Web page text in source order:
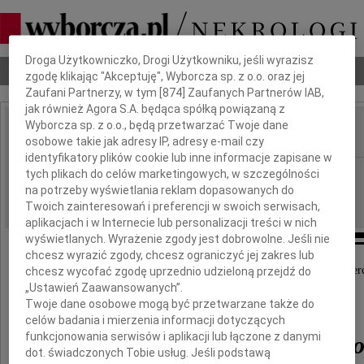
Nekrologi Odeszli Poradnik pogrzebowy
IMIĘ I NAZWISKO:
REGION: Warszawa
DATA EMISJI: 08.10.2009
Z wielkim żalem przyjęliśmy wiadomość o
profesora
Leszka Zienkowskiego
Dbamy o Twoją prywatność
Droga Użytkowniczko, Drogi Użytkowniku, jeśli wyrazisz
zgodę klikając "Akceptuję", Wyborcza sp. z o.o. oraz jej
Zaufani Partnerzy, w tym [874 ] Zaufanych Partnerów IAB,
jak również Agora S.A. będąca spółką powiązaną z
Wyborcza sp. z o.o., będą przetwarzać Twoje dane
osobowe takie jak adresy IP, adresy e-mail czy
identyfikatory plików cookie lub inne informacje zapisane w
tych plikach do celów marketingowych, w szczególności
na potrzeby wyświetlania reklam dopasowanych do
Twoich zainteresowań i preferencji w swoich serwisach,
aplikacjach i w Internecie lub personalizacji treści w nich
wyświetlanych. Wyrażenie zgody jest dobrowolne. Jeśli nie
chcesz wyrazić zgody, chcesz ograniczyć jej zakres lub
chcesz wycofać zgodę uprzednio udzieloną przejdź do
„Ustawień Zaawansowanych”.
Twoje dane osobowe mogą być przetwarzane także do
celów badania i mierzenia informacji dotyczących
funkcjonowania serwisów i aplikacji lub łączone z danymi
dot. świadczonych Tobie usług. Jeśli podstawą